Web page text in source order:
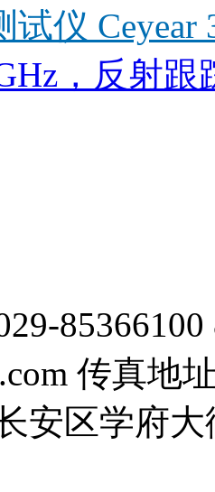
试仪 Ceyear
，反射跟
85366100
传真地
安区学府